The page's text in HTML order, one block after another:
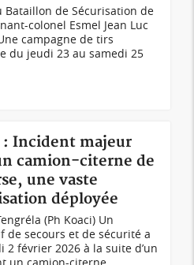
Bataillon de Sécurisation de
colonel Esmel Jean Luc
campagne de tirs
du jeudi 23 au samedi 25
Incident majeur
camion-citerne de
une vaste
déployée
(Ph Koaci) Un
secours et de sécurité a
2 février 2026 à la suite d’un